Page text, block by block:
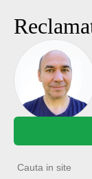
conținut
Cauta